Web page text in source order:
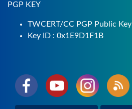
PGP KEY
TWCERT/CC PGP Public Key
Key ID : 0x1E9D1F1B